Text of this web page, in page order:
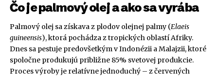
Čo je palmový olej a ako sa vyrába
Palmový olej sa získava z plodov olejnej palmy (Elaeis
guineensis), ktorá pochádza z tropických oblastí Afriky.
Dnes sa pestuje predovšetkým v Indonézii a Malajzii, ktoré
spoločne produkujú približne 85% svetovej produkcie.
Proces výroby je relatívne jednoduchý – z červených